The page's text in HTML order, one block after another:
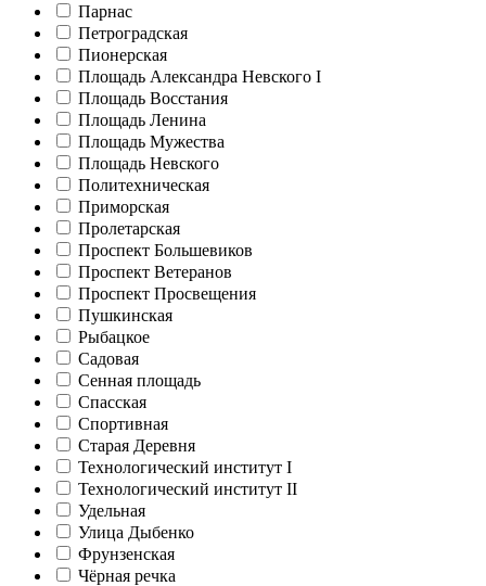
Парнас
Петроградская
Пионерская
Площадь Александра Невского I
Площадь Восстания
Площадь Ленина
Площадь Мужества
Площадь Невского
Политехническая
Приморская
Пролетарская
Проспект Большевиков
Проспект Ветеранов
Проспект Просвещения
Пушкинская
Рыбацкое
Садовая
Сенная площадь
Спасская
Спортивная
Старая Деревня
Технологический институт I
Технологический институт II
Удельная
Улица Дыбенко
Фрунзенская
Чёрная речка